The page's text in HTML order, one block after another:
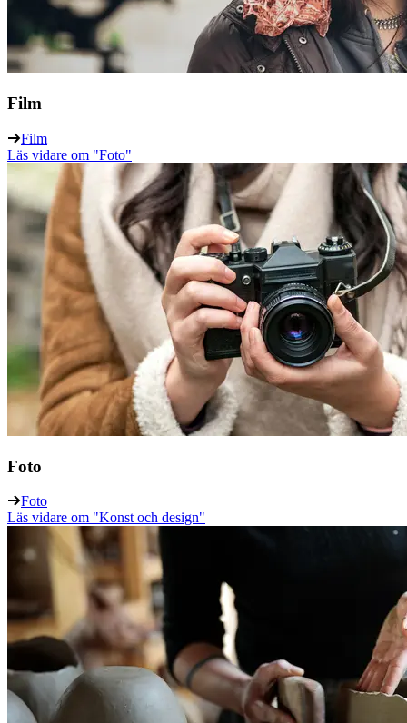
Film
Film
Läs vidare om "Foto"
Foto
Foto
Läs vidare om "Konst och design"